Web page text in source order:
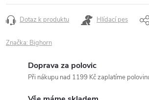
Dotaz k produktu Hlídací pes
Značka: Bighorn
Doprava za polovic
Při nákupu nad 1199 Kč zaplatíme